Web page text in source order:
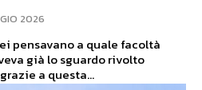
2026
pensavano a quale facoltà
già lo sguardo rivolto
a questa...